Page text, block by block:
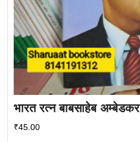
भारत रत्न बाबसाहेब अम्बेडकर
₹45.00